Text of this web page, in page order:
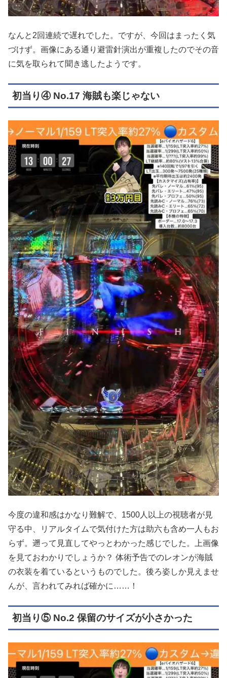
なんと2回連続で遅れでした。ですが、今回はまったく気
づけず。画像にある通り避雷針演出が重複したのでその音
に気を取られて聞き逃したようです。
初当り④ No.17 海賊も楽じゃない
今度の違和感はかなり難解で、1500人以上の視聴者が見
守る中、リアルタイムで気付けた方は助六も含め一人もお
らず。遡って見直してやっとわかった感じでした。上画像
を見ておわかりでしょうか？ 体術予告でのレオンが海賊
の衣装を着ているというものでした。後ろ姿しか見えませ
んが、言われてみれば確かに……！
初当り⑤ No.2 保留のサイズが小さかった